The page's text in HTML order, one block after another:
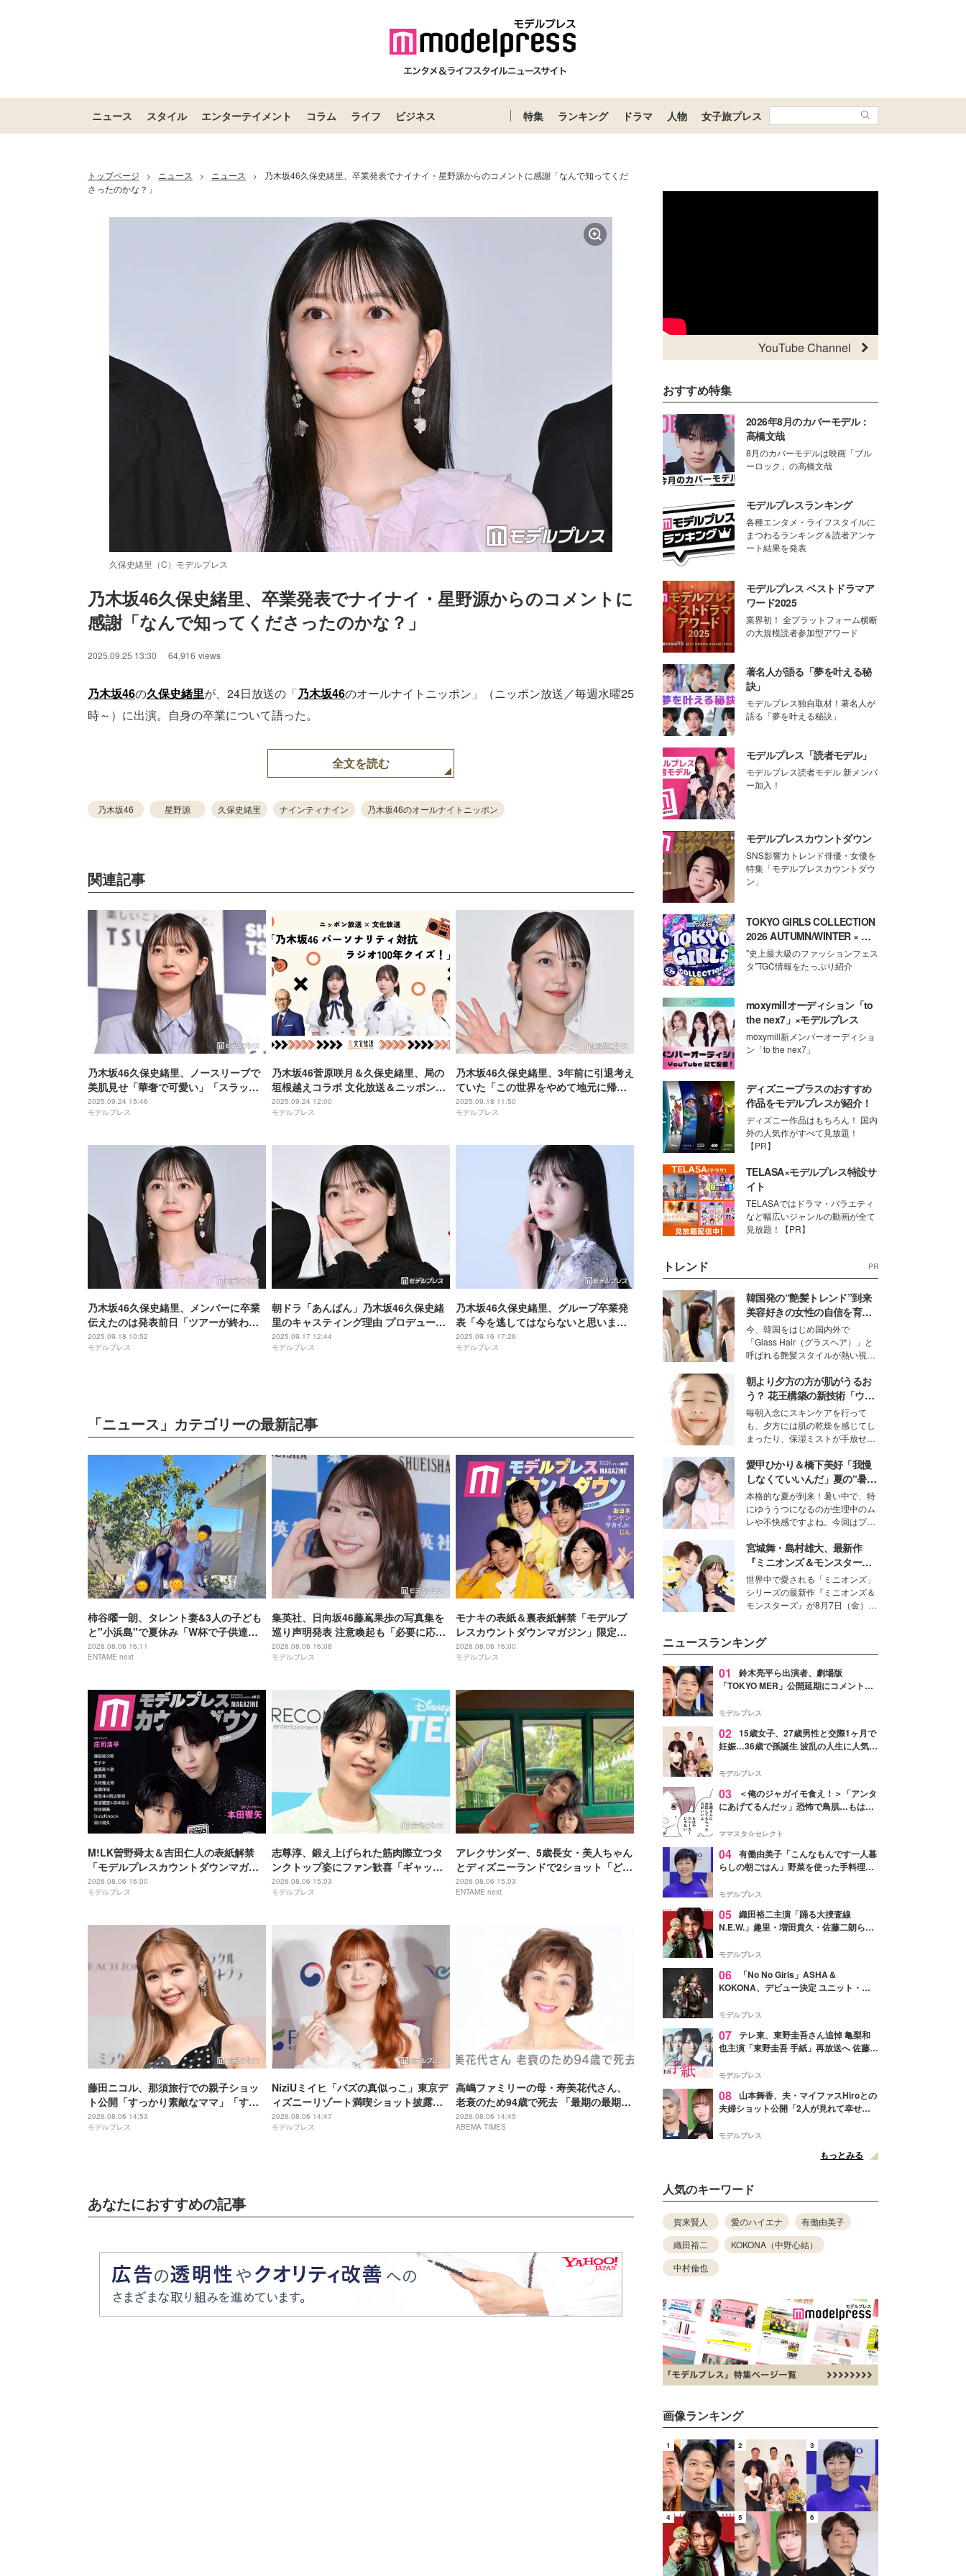
ニュース スタイル エンターテイメント コラム ライフ ビジネス 特集 ランキング ドラマ 人物 女子旅プレス
トップページ > ニュース > ニュース >
乃木坂46久保史緒里、卒業発表でナイナイ・星野源からのコメントに感謝「なんで知ってくだ
さったのかな？」
久保史緒里（C）モデルプレス
Unmute Loaded :
87.03%
乃木坂46久保史緒里、卒業発表でナイナイ・星野源からのコメントに
感謝「なんで知ってくださったのかな？」
2025.09.25 13:30 64,916 views
乃木坂46の久保史緒里が、24日放送の「乃木坂46のオールナイトニッポン」（ニッポン放送／毎週水曜25
時～）に出演。自身の卒業について語った。
全文を読む
乃木坂46 星野源 久保史緒里 ナインティナイン 乃木坂46のオールナイトニッポン
関連記事
乃木坂46久保史緒里、ノースリーブで
美肌見せ「華奢で可愛い」「スラッと
してて綺麗」の声
2025.09.24 15:46
モデルプレス
乃木坂46菅原咲月＆久保史緒里、局の
垣根越えコラボ 文化放送＆ニッポン放
送でラジオの歴史学ぶ特番放送
2025.09.24 12:00
モデルプレス
乃木坂46久保史緒里、3年前に引退考え
ていた「この世界をやめて地元に帰ろ
うと」心境の変化語る
2025.09.18 11:50
モデルプレス
乃木坂46久保史緒里、メンバーに卒業
伝えたのは発表前日「ツアーが終わる
までは言いたくないですって」
2025.09.18 10:52
モデルプレス
朝ドラ「あんぱん」乃木坂46久保史緒
里のキャスティング理由 プロデューサ
ーが“噂”に言及「気になる人っている
んです」
2025.09.17 12:44
モデルプレス
乃木坂46久保史緒里、グループ卒業発
表「今を逃してはならないと思いまし
た」11月26日・27日に卒コン開催
2025.09.16 17:26
モデルプレス
「ニュース」カテゴリーの最新記事
柿谷曜一朗、タレント妻&3人の子ども
と"小浜島"で夏休み「W杯で子供達と
全く遊べなかった」
2026.08.06 16:11
ENTAME next
集英社、日向坂46藤嶌果歩の写真集を
巡り声明発表 注意喚起も「必要に応じ
て法的措置を含む対応を検討」
2026.08.06 16:08
モデルプレス
モナキの表紙＆裏表紙解禁「モデルプ
レスカウントダウンマガジン」限定版
でWカバー
2026.08.06 16:00
モデルプレス
M!LK曽野舜太＆吉田仁人の表紙解禁
「モデルプレスカウントダウンマガジ
ン」巻頭に登場
2026.08.06 16:00
モデルプレス
志尊淳、鍛え上げられた筋肉際立つタ
ンクトップ姿にファン歓喜「ギャップ
がすごい」「破壊力すごい」
2026.08.06 15:03
モデルプレス
アレクサンダー、5歳長女・美人ちゃん
とディズニーランドで2ショット「どん
どんきれいになりますね」
2026.08.06 15:03
ENTAME next
藤田ニコル、那須旅行での親子ショッ
ト公開「すっかり素敵なママ」「すっ
ぽり収まってて可愛すぎる」と反響
2026.08.06 14:53
モデルプレス
NiziUミイヒ「バズの真似っこ」東京デ
ィズニーリゾート満喫ショット披露
「天使のように可愛い」「隠しきれな
いオーラ」の声
2026.08.06 14:47
モデルプレス
高嶋ファミリーの母・寿美花代さん、
老衰のため94歳で死去 「最期の最期ま
で大女優 寿美花代だった母でした」と
息子・高嶋政宏がコメント
2026.08.06 14:45
ABEMA TIMES
あなたにおすすめの記事
YouTube Channel
おすすめ特集
2026年8月のカバーモデル：
高橋文哉
8月のカバーモデルは映画「ブル
ーロック」の高橋文哉
モデルプレスランキング
各種エンタメ・ライフスタイルに
まつわるランキング＆読者アンケ
ート結果を発表
モデルプレス ベストドラマア
ワード2025
業界初！ 全プラットフォーム横断
の大規模読者参加型アワード
著名人が語る「夢を叶える秘
訣」
モデルプレス独自取材！著名人が
語る「夢を叶える秘訣」
モデルプレス「読者モデル」
モデルプレス読者モデル 新メンバ
ー加入！
モデルプレスカウントダウン
SNS影響力トレンド俳優・女優を
特集「モデルプレスカウントダウ
ン」
TOKYO GIRLS COLLECTION
2026 AUTUMN/WINTER × モ
デルプレス
"史上最大級のファッションフェス
タ"TGC情報をたっぷり紹介
moxymillオーディション「to
the nex7」×モデルプレス
moxymill新メンバーオーディショ
ン「to the nex7」
ディズニープラスのおすすめ
作品をモデルプレスが紹介！
ディズニー作品はもちろん！ 国内
外の人気作がすべて見放題！
【PR】
TELASA×モデルプレス特設サ
イト
TELASAではドラマ・バラエティ
など幅広いジャンルの動画が全て
見放題！【PR】
トレンド PR
韓国発の“艶髪トレンド”到来
美容好きの女性の自信を育む
「ヘアケア事情」って？
今、韓国をはじめ国内外で
「Glass Hair（グラスヘア）」と
呼ばれる艶髪スタイルが熱い視線
ションの完成度を高めるベースと
して、“髪そのものの美しさ”に改
めて注目する人が増えている様
子。今回は、そんな憧れの艶やか
な髪を日常で叶える、美容好きの
女性たちのヘアケア事情を紹介し
ます。
朝より夕方の方が肌がうるお
う？ 花王構築の新技術「ウォ
ーターキャプチャリングスキ
ン（捕水肌）」がスキンケア
の常識を変える予感
毎朝入念にスキンケアを行って
も、夕方には肌の乾燥を感じてし
まったり、保湿ミストが手放せな
な美容の常識を大きく変える可能
性を秘めた、革新的な「Water
Capturing Skin（ウォーターキャ
プチャリングスキン：捕水肌）」
技術を、花王が構築した。
愛甲ひかり＆橋下美好「我慢
しなくていいんだ」夏の“暑さ
対策”の新しい選択肢とは？
本格的な夏が到来！暑い中で、特
にゆううつになるのが生理中のム
レや不快感ですよね。今回はプラ
モデル・愛甲ひかりさんと橋下美
好さんを迎えて本音で女子会トー
ク。猛暑のお出かけを快適に過ご
すヒントや、2人が感動した夏の
生理の新常識にも迫りました。
宮城舞・島村雄大、最新作
『ミニオンズ＆モンスター
ズ』の魅力熱弁 ハチャメチャ
だけじゃない“友情と絆”に感
動
世界中で愛される「ミニオンズ」
シリーズの最新作『ミニオンズ＆
モンスターズ』が8月7日（金）に
デルの宮城舞と島村雄大の特別対
談をお届け！それぞれの視点か
ら、今作ならではの魅力や予想外
の感動をもたらす奥深いストーリ
た。
ニュースランキング
01
鈴木亮平ら出演者、劇場版
「TOKYO MER」公開延期にコメント
最大の敬意とエールを」
モデルプレス
02 15歳女子、27歳男性と交際1ヶ月で
妊娠…36歳で孫誕生 波乱の人生に人気タ
よ！」
モデルプレス
03
＜俺のジャガイモ食え！＞「アンタ
にあげてるんだッ」恐怖で鳥肌…もはや
ママスタ☆セレクト
04 有働由美子「こんなもんです一人暮
らしの朝ごはん」野菜を使った手料理公
そう」と反響
モデルプレス
05 織田裕二主演「踊る大捜査線
N.E.W.」趣里・増田貴久・佐藤二朗ら新
徴する“謎のキーワード”も
モデルプレス
06
「No No Girls」ASHA＆
KOKONA、デビュー決定 ユニット・
リリースへ
モデルプレス
07 テレ東、東野圭吾さん追悼 亀梨和
也主演「東野圭吾 手紙」再放送へ 佐藤隆
モデルプレス
08
山本舞香、夫・マイファスHiroとの
夫婦ショット公開「2人が見れて幸せ」
モデルプレス
もっとみる
人気のキーワード
賀来賢人 愛のハイエナ
有働由美子
織田裕二
KOKONA（中野心結）
中村倫也
画像ランキング
1 2 3
4 5 6